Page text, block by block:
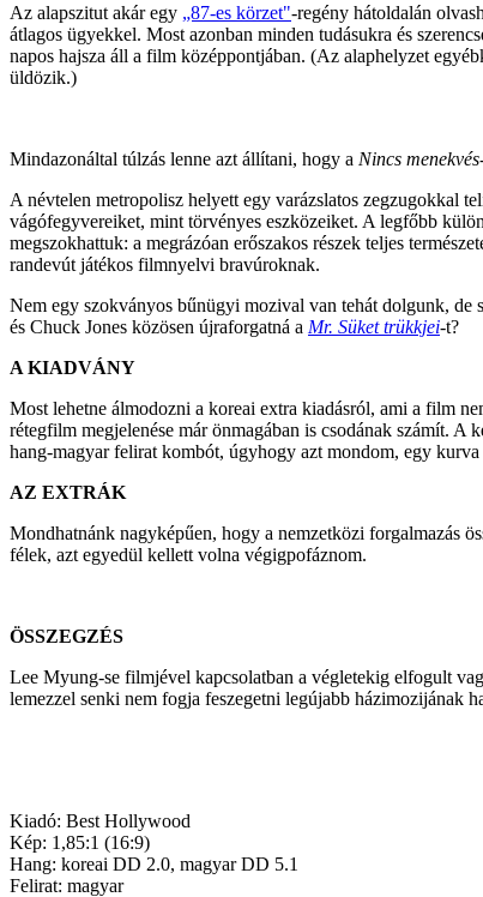
Az alapszitut akár egy „87-es körzet"-regény hátoldalán
átlagos ügyekkel. Most azonban minden tudásukra és
napos hajsza áll a film középpontjában. (Az alaphelyzet
üldözik.)
Mindazonáltal túlzás lenne azt állítani, hogy a Nincs menekvés
A névtelen metropolisz helyett egy varázslatos zegzugokkal
vágófegyvereiket, mint törvényes eszközeiket. A legfőbb
megszokhattuk: a megrázóan erőszakos részek teljes
randevút játékos filmnyelvi bravúroknak.
Nem egy szokványos bűnügyi mozival van tehát dolgunk, de
és Chuck Jones közösen újraforgatná a Mr. Süket trükkjei-t?
A KIADVÁNY
Most lehetne álmodozni a koreai extra kiadásról, ami a film
rétegfilm megjelenése már önmagában is csodának számít.
hang-magyar felirat kombót, úgyhogy azt mondom, egy kurva
AZ EXTRÁK
Mondhatnánk nagyképűen, hogy a nemzetközi forgalmazás
félek, azt egyedül kellett volna végigpofáznom.
ÖSSZEGZÉS
Lee Myung-se filmjével kapcsolatban a végletekig elfogult
lemezzel senki nem fogja feszegetni legújabb házimozijának
Kiadó: Best Hollywood
Kép: 1,85:1 (16:9)
Hang: koreai DD 2.0, magyar DD 5.1
Felirat: magyar